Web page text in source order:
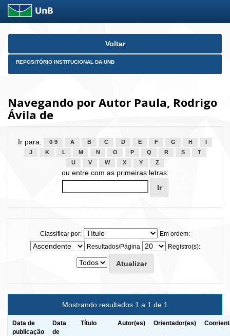
Skip
Voltar
REPOSITÓRIO INSTITUCIONAL DA UNB
Navegando por Autor Paula, Rodrigo
Ávila de
Ir para: 0-9 A B C D E F G H
J
K L M N O P Q R S
T
U
V W X Y Z
ou entre com as primeiras letras:
Classificar por:
Em ordem:
Resultados/Página
Registro(s):
Mostrando resultados 1 a 1 de 1
Data de
publicação
Data
de
Título Autor(es) Orientador(es)